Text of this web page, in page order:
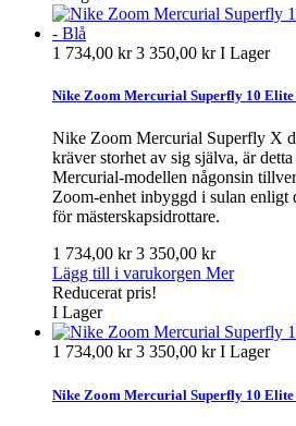
1 734,00 kr3 350,00 krI Lager
Nike Zoom Mercurial Superfly 10 Elite
Nike Zoom Mercurial Superfly X
kräver storhet av sig själva, är
Mercurial-modellen någonsin
Zoom-enhet inbyggd i sulan enligt
för mästerskapsidrottare.
1 734,00 kr3 350,00 kr
Lägg till i varukorgen Mer
Reducerat pris!
I Lager
1 734,00 kr3 350,00 krI Lager
Nike Zoom Mercurial Superfly 10 Elite